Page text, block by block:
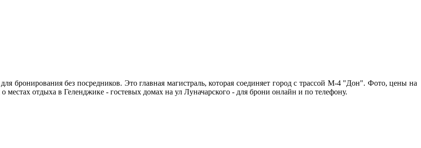
бронирования без посредников. Это главная магистраль, которая соединяет город с трассой М-4 "Дон". Фото, цены на
отдыха в Геленджике - гостевых домах на ул Луначарского - для брони онлайн и по телефону.